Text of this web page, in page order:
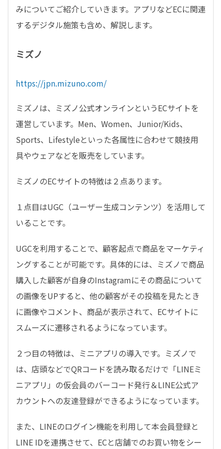
みについてご紹介していきます。アプリなどECに関連
するデジタル施策も含め、解説します。
ミズノ
https://jpn.mizuno.com/
ミズノは、ミズノ公式オンラインというECサイトを
運営しています。Men、 Women、 Junior/Kids、
Sports、 Lifestyleといった各属性に合わせて競技用
具やウェアなどを販売をしています。
ミズノのECサイトの特徴は２点あります。
１点目はUGC（ユーザー生成コンテンツ）を活用して
いることです。
UGCを利用することで、顧客起点で商品をマーケティ
ングすることが可能です。具体的には、ミズノで商品
購入した顧客が自身のInstagramにその商品について
の画像をUPすると、他の顧客がその投稿を見たとき
に画像やコメント、商品が表示されて、 ECサイトに
スムーズに遷移されるようになっています。
２つ目の特徴は、ミニアプリの導入です。ミズノで
は、店頭などでQRコードを読み取るだけで「LINEミ
ニアプリ」の仮会員のバーコード発行＆LINE公式ア
カウントへの友達登録ができるようになっています。
また、 LINEのログイン機能を利用して本会員登録と
LINE IDを連携させて、 ECと店舗でのお買い物をシー